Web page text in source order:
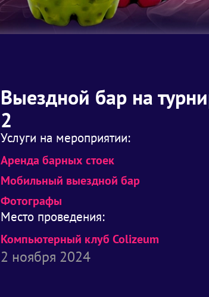
Выездной бар на
2
Услуги на мероприятии:
Аренда барных стоек
Мобильный выездной бар
Фотографы
Место проведения:
Компьютерный клуб Colizeum
2 ноября 2024